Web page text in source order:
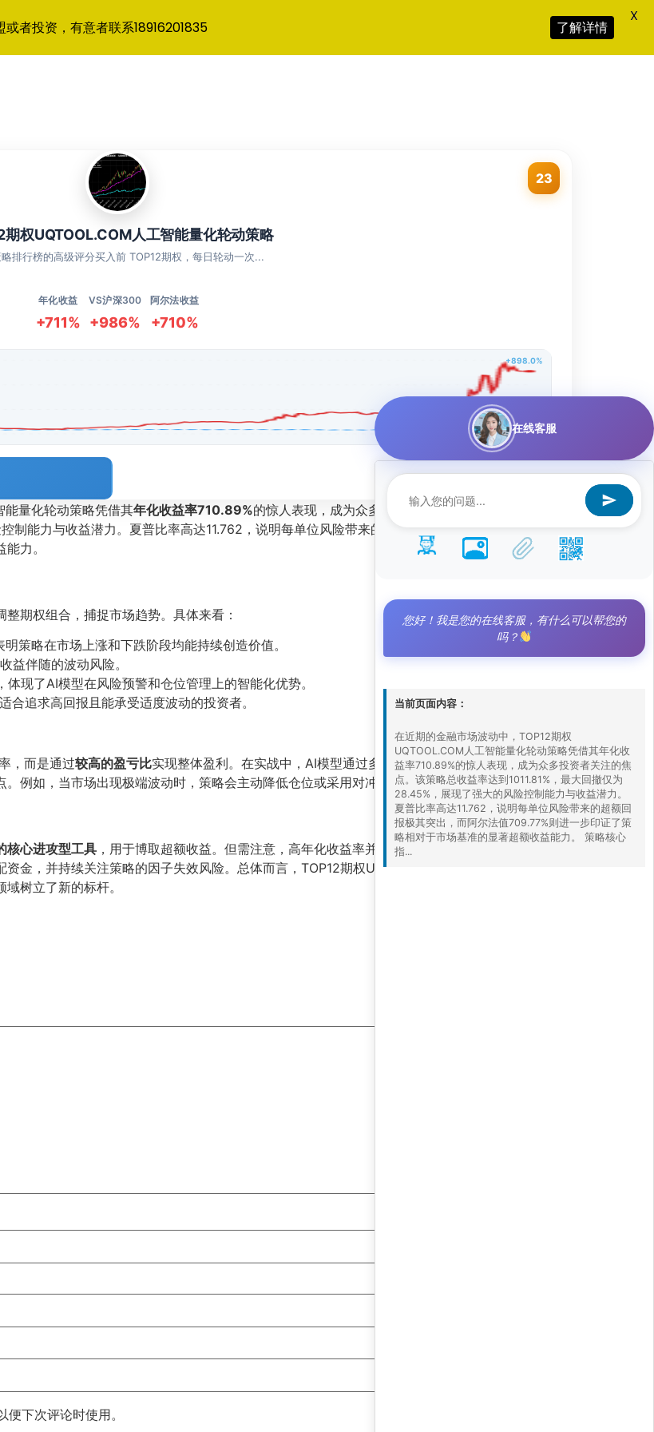
23
期权UQTOOL.COM人工智能量化轮动策略
排行榜的高级评分买入前 TOP12期权，每日轮动一次...
年化收益
+711%
VS沪深300
+986%
阿尔法收益
+710%
+898.0%
能量化轮动策略凭借其年化收益率710.89%的惊人表现，成为众多投资者关注的焦点。该策略总收益
制能力与收益潜力。夏普比率高达11.762，说明每单位风险带来的超额回报极其突出，而阿尔法值
力。
整期权组合，捕捉市场趋势。具体来看：
策略在市场上涨和下跌阶段均能持续创造价值。
益伴随的波动风险。
现了AI模型在风险预警和仓位管理上的智能化优势。
合追求高回报且能承受适度波动的投资者。
，而是通过较高的盈亏比实现整体盈利。在实战中，AI模型通过多因子分析、趋势跟踪和波动率预
例如，当市场出现极端波动时，策略会主动降低仓位或采用对冲工具，避免深度回撤。
核心进攻型工具 ，用于博取超额收益。但需注意，高年化收益率并非稳定复利，实际表现可能受市场
金，并持续关注策略的因子失效风险。总体而言，TOP12期权UQTOOL.COM人工智能量化轮动策
树立了新的标杆。
下次评论时使用。
或者投资，有意者联系18916201835 了解详情
X
在线客服
您好！我是您的在线客服，有什么可以帮您的
吗？
当前页面内容：
在近期的金融市场波动中，TOP12期权
UQTOOL.COM人工智能量化轮动策略凭借其年化收
益率710.89%的惊人表现，成为众多投资者关注的焦
点。该策略总收益率达到1011.81%，最大回撤仅为
28.45%，展现了强大的风险控制能力与收益潜力。
夏普比率高达11.762，说明每单位风险带来的超额回
报极其突出，而阿尔法值709.77%则进一步印证了策
略相对于市场基准的显著超额收益能力。 策略核心
指...